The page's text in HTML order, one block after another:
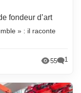
fondeur d’art
» : il raconte
55 1